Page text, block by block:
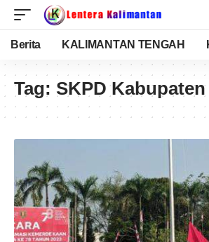
Berita KALIMANTAN TENGAH
Tag: SKPD